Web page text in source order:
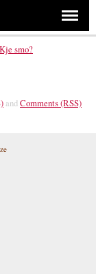
Kje smo?
andComments (RSS)